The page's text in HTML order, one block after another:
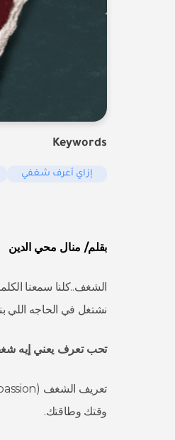
Keywords
إزاي أعرف شغفي
بقلم/ منال محي الدين
الشغف..كلنا سمعنا
نشتغل في الحاجه اللي
تحب تعرف يعني إيه
وقتك وطاقتك.